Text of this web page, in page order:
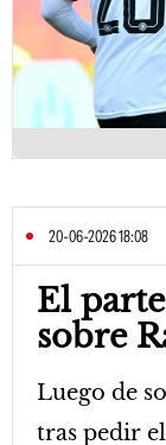
20-06-2026 18:08
El
sobre
Luego de
tras pedir